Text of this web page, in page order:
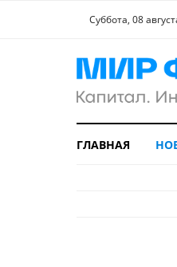
Суббота, 08
ГЛАВНАЯ